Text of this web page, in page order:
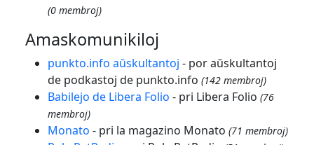
(0 membroj)
Amaskomunikiloj
punkto.info aŭskultantoj - por aŭskultantoj
de podkastoj de punkto.info (142 membroj)
Babilejo de Libera Folio - pri Libera Folio (76
membroj)
Monato - pri la magazino Monato (71 membroj)